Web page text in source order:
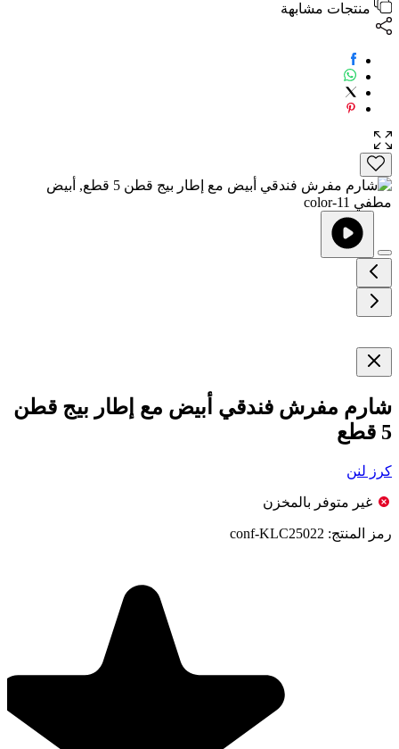
منتجات مشابهة
شارم مفرش فندقي أبيض مع إطار بيج قطن
5 قطع
كرز لنن
غير متوفر بالمخزن
رمز المنتج: conf-KLC25022